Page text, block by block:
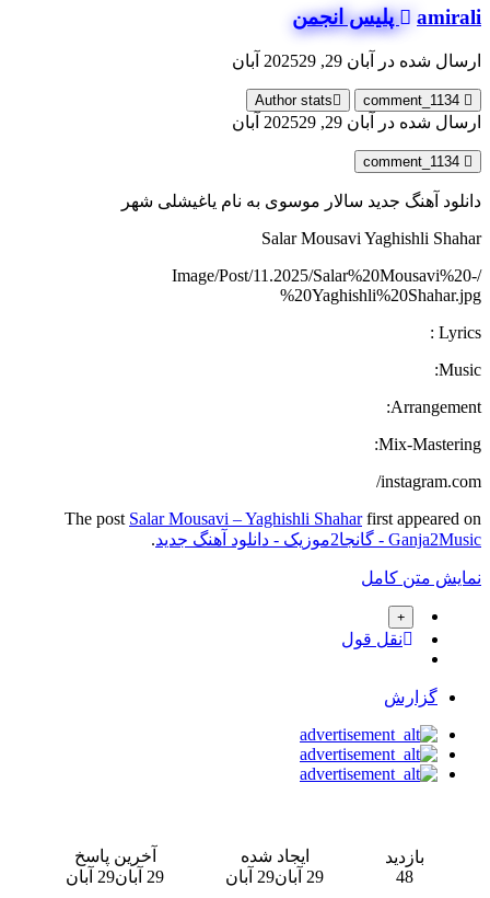
amirali پلیس انجمن
ارسال شده در آبان 29, 2025 29 آبان
comment_1134
Author stats
ارسال شده در آبان 29, 2025 29 آبان
comment_1134
دانلود آهنگ جدید سالار موسوی به نام یاغیشلی شهر
Salar Mousavi Yaghishli Shahar
/Image/Post/11.2025/Salar%20Mousavi%20-
%20Yaghishli%20Shahar.jpg
Lyrics :
Music:
Arrangement:
Mix-Mastering:
instagram.com/
The post Salar Mousavi – Yaghishli Shaharfirst appeared on
Ganja2Music - گانجا2موزیک - دانلود آهنگ جدید
.
نمایش متن کامل
نقل قول
گزارش
بازدید
48
ایجاد شده
29 آبان
29 آبان
آخرین پاسخ
29 آبان
29 آبان